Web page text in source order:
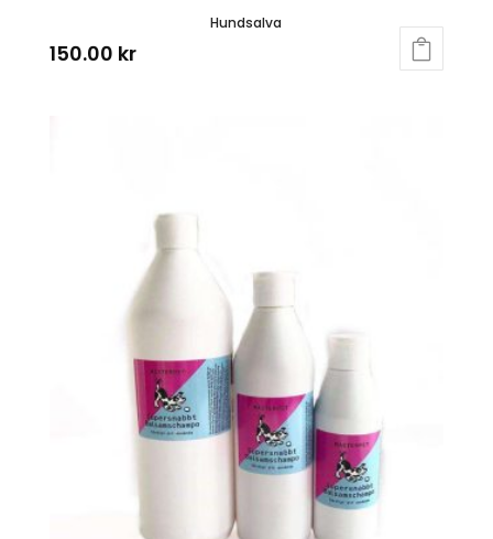
Hundsalva
150.00 kr